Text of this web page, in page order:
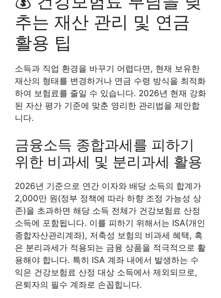
추는 재산 관리 및 연금
활용 팁
소득과 직업 환경을 바꾸기 어렵다면, 현재 보유한
재산의 형태를 변경하거나 연금 수령 방식을 최적화
하여 보험료를 줄일 수 있습니다. 2026년 현재 강화
된 자산 평가 기준에 맞춘 영리한 관리법을 제안합
니다.
금융소득 종합과세를 피하기
위한 비과세 및 분리과세 활용
2026년 기준으로 연간 이자와 배당 소득의 합계가
2,000만 원(정부 정책에 따라 하향 조정 가능성 상
존)을 초과하면 해당 소득 전체가 건강보험료 산정
소득에 포함됩니다. 이를 피하기 위해서는 ISA(개인
종합자산관리계좌), 저축성 보험의 비과세 혜택, 혹
은 분리과세가 적용되는 금융 상품을 적극적으로 활
용해야 합니다. 특히 ISA 계좌 내에서 발생하는 수
익은 건강보험료 산정 대상 소득에서 제외되므로,
은퇴자의 필수 계좌로 손꼽힙니다.